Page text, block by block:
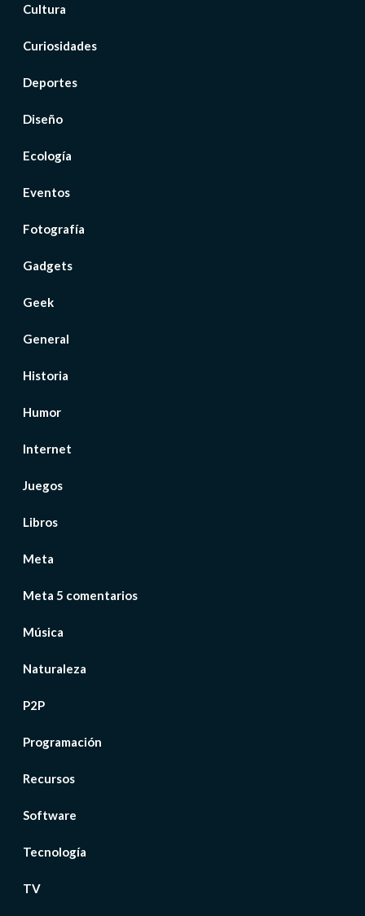
Cultura
Curiosidades
Deportes
Diseño
Ecología
Eventos
Fotografía
Gadgets
Geek
General
Historia
Humor
Internet
Juegos
Libros
Meta
Meta 5 comentarios
Música
Naturaleza
P2P
Programación
Recursos
Software
Tecnología
TV